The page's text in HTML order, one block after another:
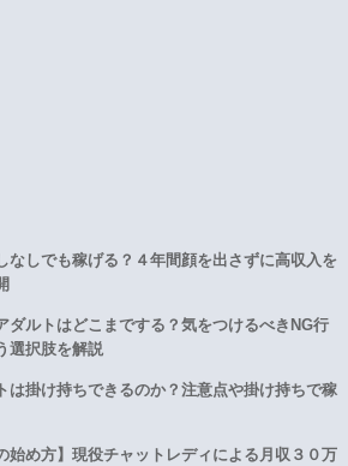
なしでも稼げる？４年間顔を出さずに高収入を
ダルトはどこまでする？気をつけるべきNG行
選択肢を解説
は掛け持ちできるのか？注意点や掛け持ちで稼
始め方】現役チャットレディによる月収３０万